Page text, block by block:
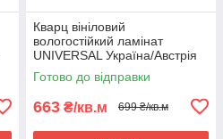
Кварц вініловий
вологостійкий ламінат
UNIVERSAL Україна/Австрія
407/6 - 42 клас
Готово до відправки
663 ₴/кв.м 699 ₴/кв.м